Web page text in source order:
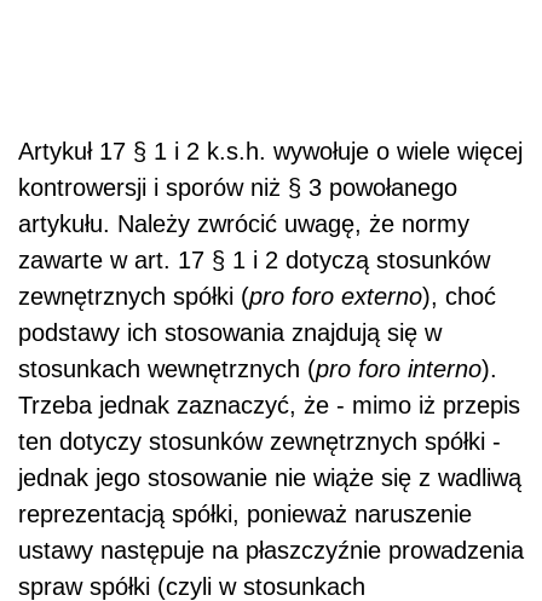
Artykuł 17 § 1 i 2 k.s.h. wywołuje o wiele więcej
kontrowersji i sporów niż § 3 powołanego
artykułu. Należy zwrócić uwagę, że normy
zawarte w art. 17 § 1 i 2 dotyczą stosunków
zewnętrznych spółki (pro foro externo), choć
podstawy ich stosowania znajdują się w
stosunkach wewnętrznych (pro foro interno).
Trzeba jednak zaznaczyć, że - mimo iż przepis
ten dotyczy stosunków zewnętrznych spółki -
jednak jego stosowanie nie wiąże się z wadliwą
reprezentacją spółki, ponieważ naruszenie
ustawy następuje na płaszczyźnie prowadzenia
spraw spółki (czyli w stosunkach